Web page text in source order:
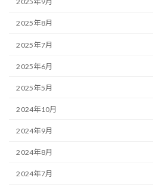
2025年8月
2025年7月
2025年6月
2025年5月
2024年10月
2024年9月
2024年8月
2024年7月